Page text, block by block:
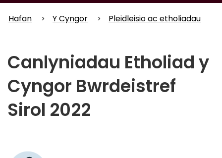
Hafan Y Cyngor Pleidleisio ac etholiadau
Canlyniadau Etholiad y
Cyngor Bwrdeistref
Sirol 2022